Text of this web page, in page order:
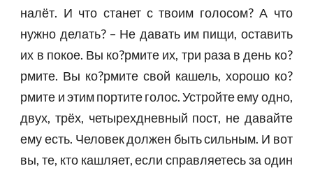
налёт. И что станет с твоим голосом? А что
нужно делать? – Не давать им пищи, оставить
их в покое. Вы ко?рмите их, три раза в день ко?
рмите. Вы ко?рмите свой кашель, хорошо ко?
рмите и этим портите голос. Устройте ему одно,
двух, трёх, четырехдневный пост, не давайте
ему есть. Человек должен быть сильным. И вот
вы, те, кто кашляет, если справляетесь за один